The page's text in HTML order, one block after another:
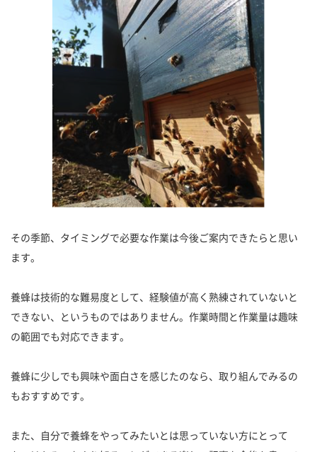
その季節、タイミングで必要な作業は今後ご案内できたらと思い
ます。
養蜂は技術的な難易度として、経験値が高く熟練されていないと
できない、というものではありません。作業時間と作業量は趣味
の範囲でも対応できます。
養蜂に少しでも興味や面白さを感じたのなら、取り組んでみるの
もおすすめです。
また、自分で養蜂をやってみたいとは思っていない方にとって